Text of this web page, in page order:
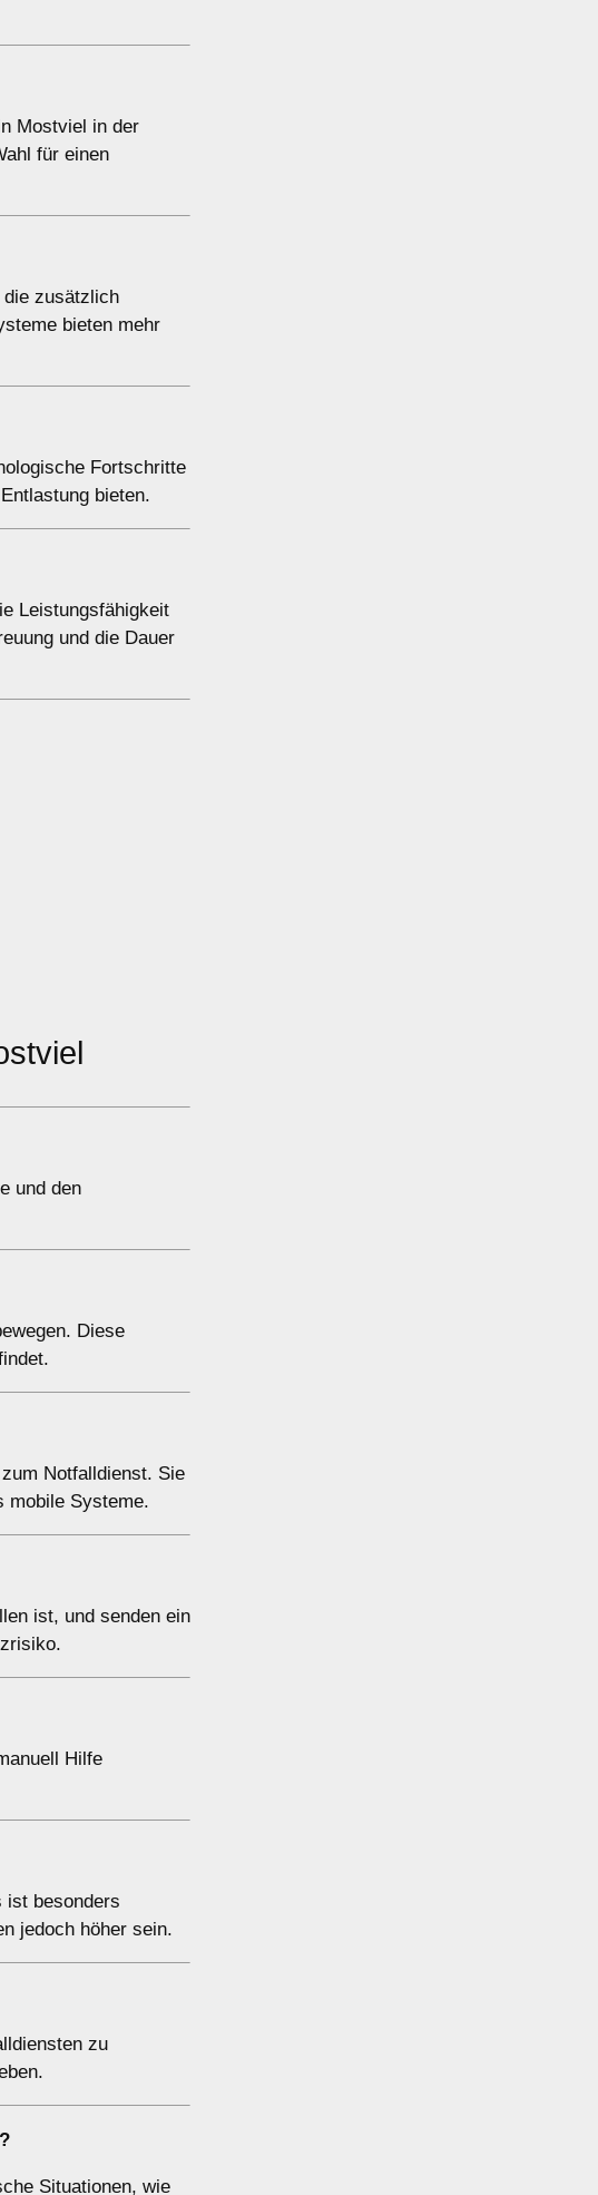
Mostviel in der
für einen
zusätzlich
bieten mehr
Fortschritte
bieten.
Leistungsfähigkeit
und die Dauer
und den
Diese
Notfalldienst. Sie
mobile Systeme.
ist, und senden ein
Hilfe
ist besonders
jedoch höher sein.
zu
Situationen, wie